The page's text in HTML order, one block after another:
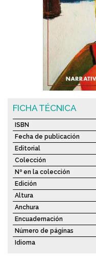
FICHA TÉCNICA
ISBN
Fecha de publicación
Editorial
Colección
Nº en la colección
Edición
Altura
Anchura
Encuadernación
Número de páginas
Idioma